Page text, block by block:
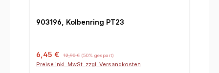
903196, Kolbenring PT23
Verkaufspreis:
6,45 € Regulärer Preis:
12,90 € (50% gespart)
Preise inkl. MwSt. zzgl. Versandkosten